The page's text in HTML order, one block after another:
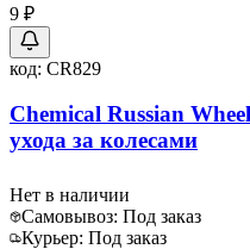
9 ₽
код: CR829
Chemical Russian
ухода за колесами
Нет в наличии
Самовывоз: Под заказ
Курьер: Под заказ